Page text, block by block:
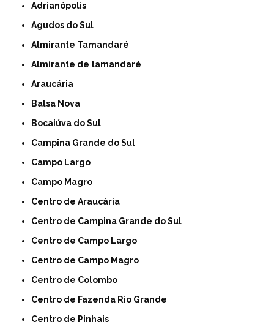
Adrianópolis
Agudos do Sul
Almirante Tamandaré
Almirante de tamandaré
Araucária
Balsa Nova
Bocaiúva do Sul
Campina Grande do Sul
Campo Largo
Campo Magro
Centro de Araucária
Centro de Campina Grande do Sul
Centro de Campo Largo
Centro de Campo Magro
Centro de Colombo
Centro de Fazenda Rio Grande
Centro de Pinhais